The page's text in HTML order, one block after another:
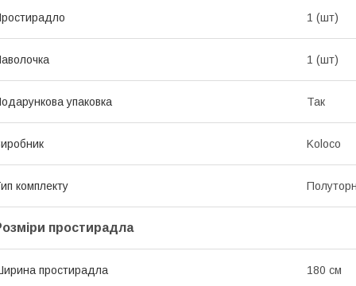
1 (шт)
1 (шт)
упаковка Так
Koloco
комплекту
простирадла
простирадла 180 см